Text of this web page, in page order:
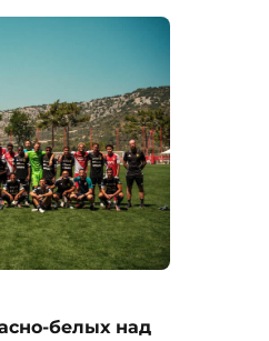
белых над